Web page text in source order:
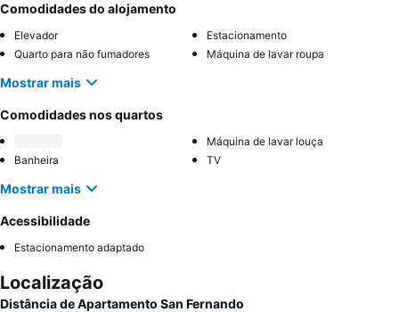
Comodidades do alojamento
Elevador
Estacionamento
Quarto para não fumadores
Máquina de lavar roupa
Mostrar mais
Comodidades nos quartos
Máquina de lavar louça
Banheira
TV
Mostrar mais
Acessibilidade
Estacionamento adaptado
Localização
Distância de Apartamento San Fernando